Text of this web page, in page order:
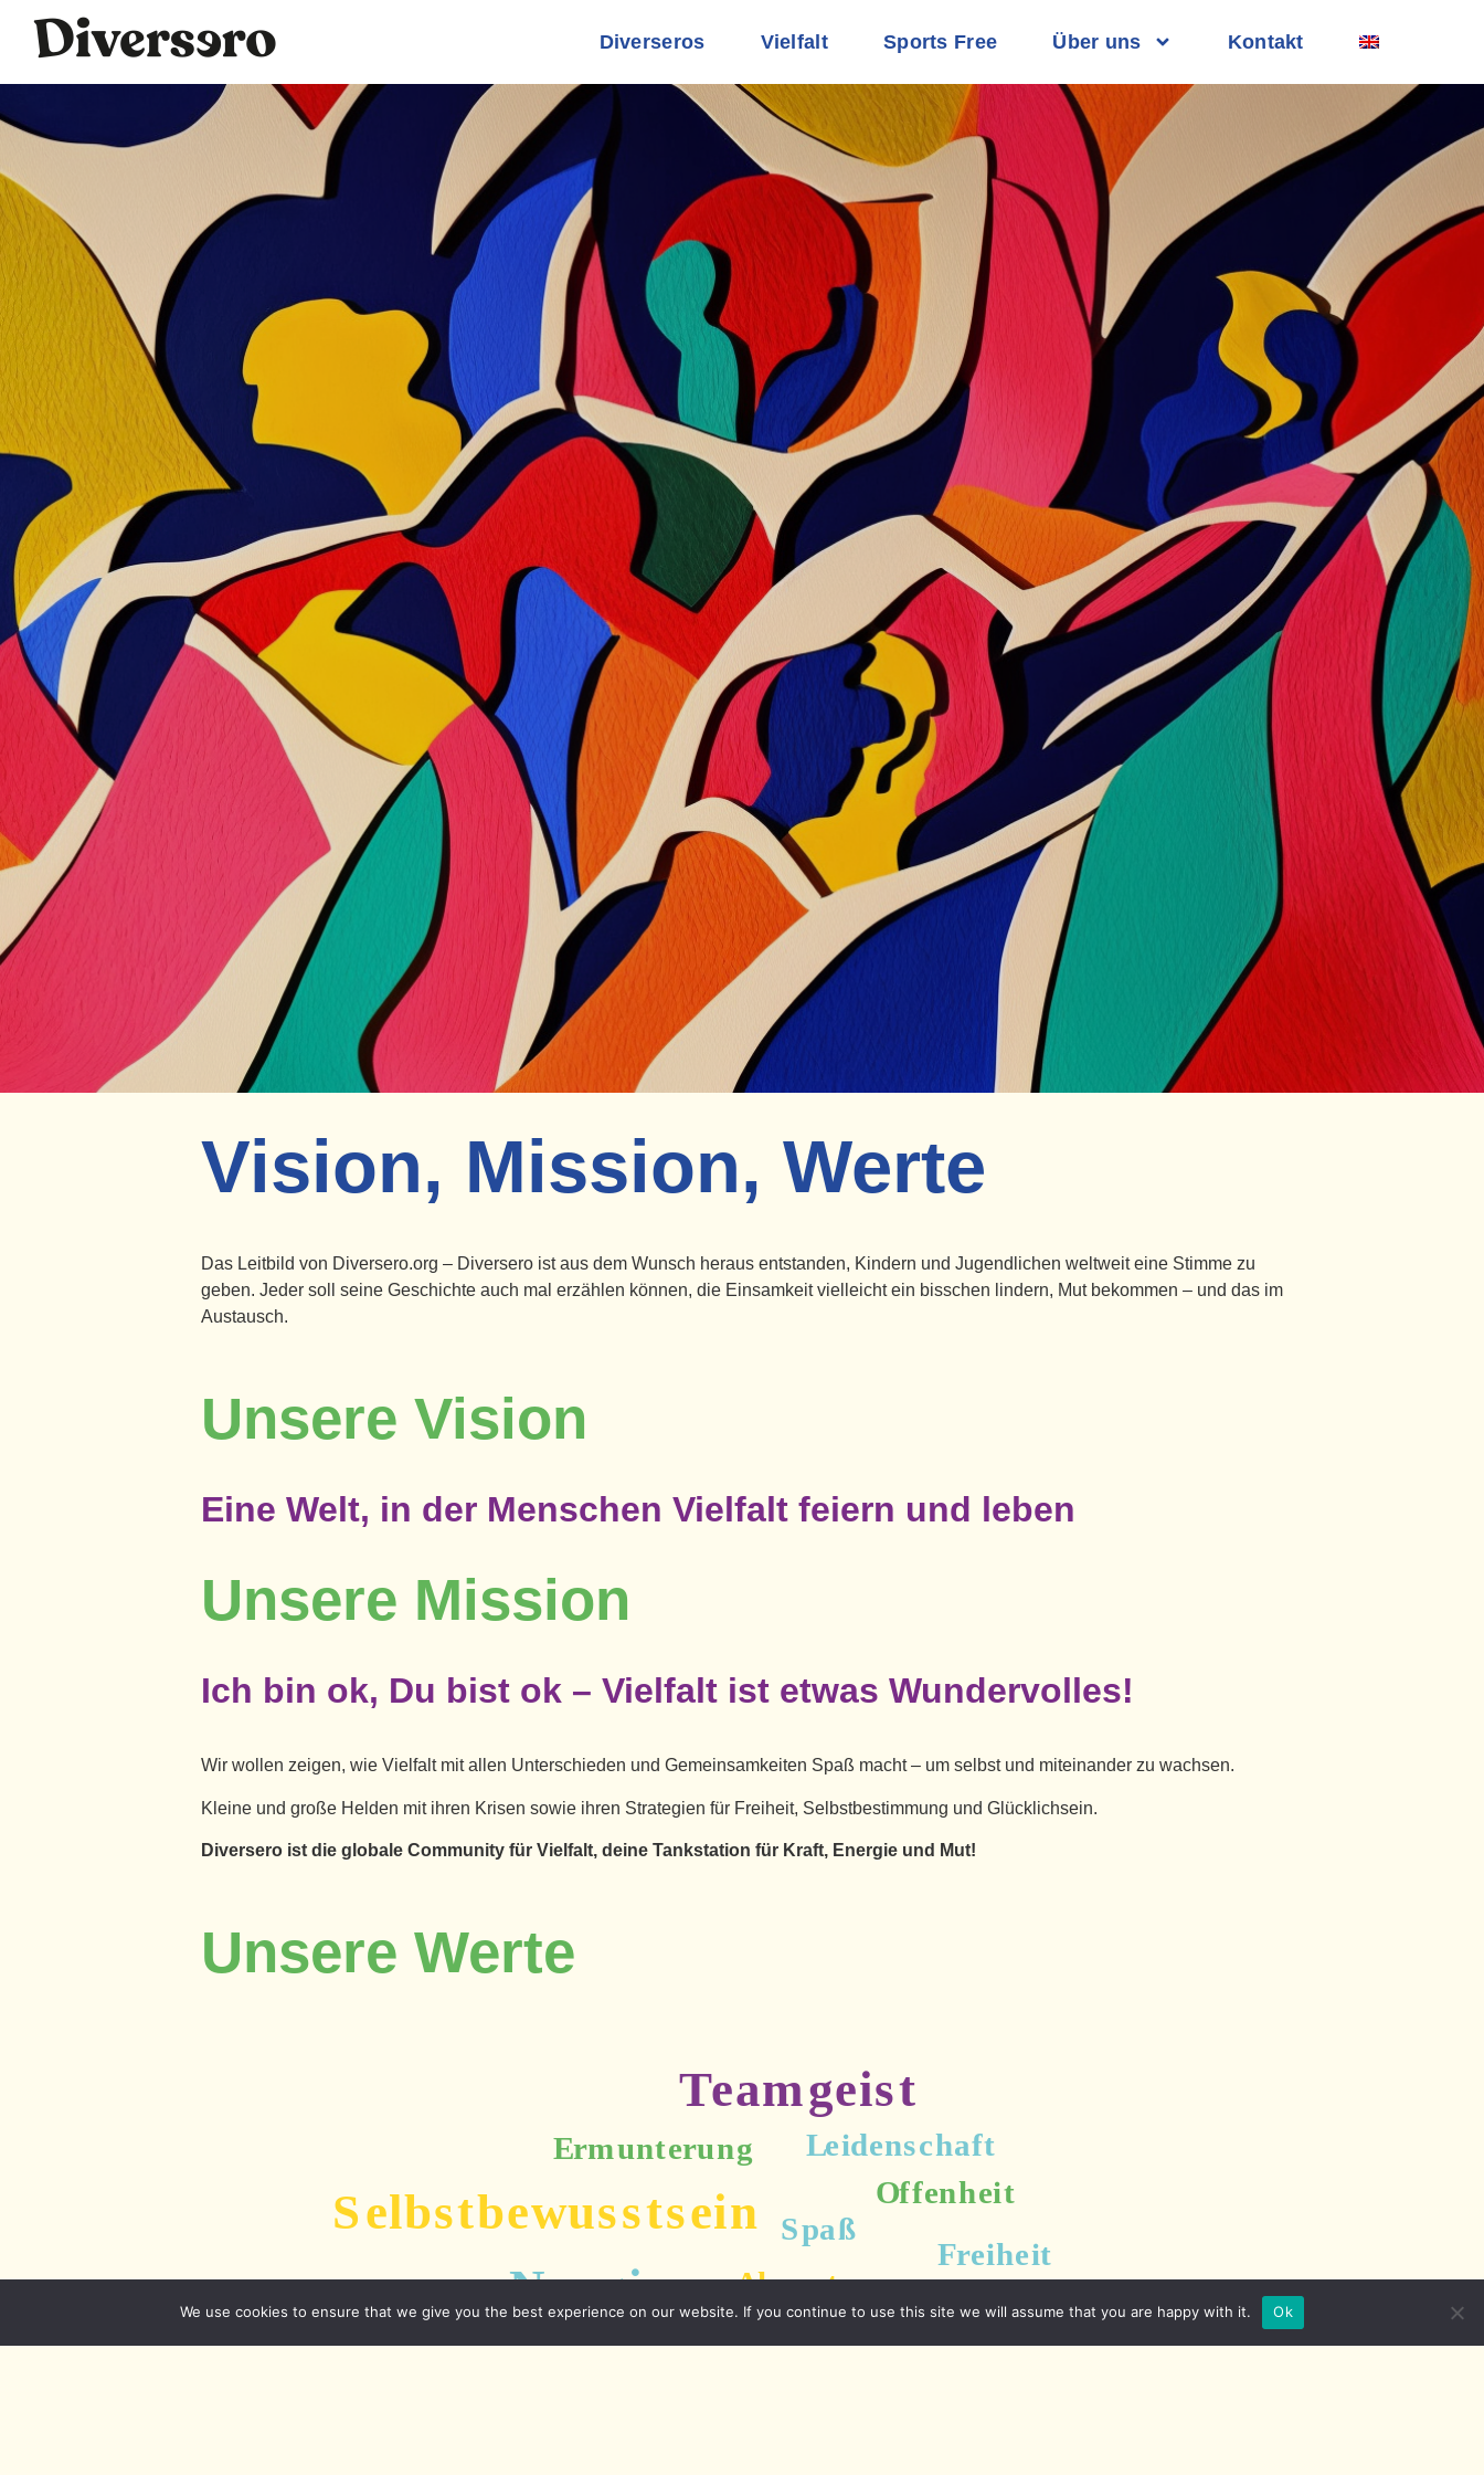
Diverseros Vielfalt Sports Free Über uns Kontakt
Vision, Mission, Werte
Das Leitbild von Diversero.org – Diversero ist aus dem Wunsch heraus entstanden, Kindern und Jugendlichen weltweit eine Stimme zu
geben. Jeder soll seine Geschichte auch mal erzählen können, die Einsamkeit vielleicht ein bisschen lindern, Mut bekommen – und das im
Austausch.
Unsere Vision
Eine Welt, in der Menschen Vielfalt feiern und leben
Unsere Mission
Ich bin ok, Du bist ok – Vielfalt ist etwas Wundervolles!
Wir wollen zeigen, wie Vielfalt mit allen Unterschieden und Gemeinsamkeiten Spaß macht – um selbst und miteinander zu wachsen.
Kleine und große Helden mit ihren Krisen sowie ihren Strategien für Freiheit, Selbstbestimmung und Glücklichsein.
Diversero ist die globale Community für Vielfalt, deine Tankstation für Kraft, Energie und Mut!
Unsere Werte
We use cookies to ensure that we give you the best experience on our website. If you continue to use this site we will assume that you are happy with it. Ok